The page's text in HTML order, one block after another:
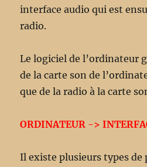
interface audio qui est
radio.
Le logiciel de l’ordinateur
de la carte son de
que de la radio à la carte
ORDINATEUR ->
Il existe plusieurs types de